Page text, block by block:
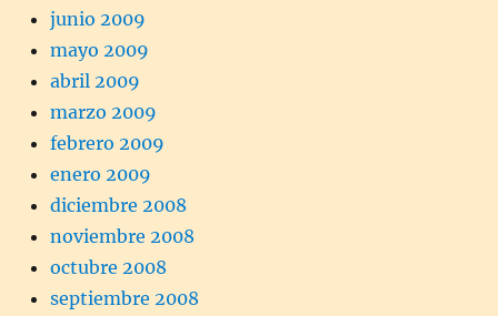
junio 2009
mayo 2009
abril 2009
marzo 2009
febrero 2009
enero 2009
diciembre 2008
noviembre 2008
octubre 2008
septiembre 2008